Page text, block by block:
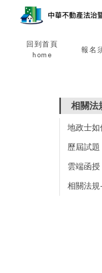
回到首頁
home
報名
相關法
地政士如
歷屆試題
雲端函授
相關法